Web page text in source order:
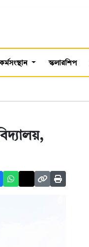
স্কলারশিপ